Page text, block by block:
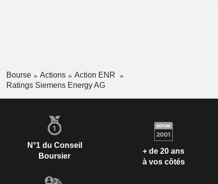
Bourse Actions
Action ENR
Ratings Siemens Energy AG
N°1 du Conseil
Boursier
+ de 20 ans
à vos côtés